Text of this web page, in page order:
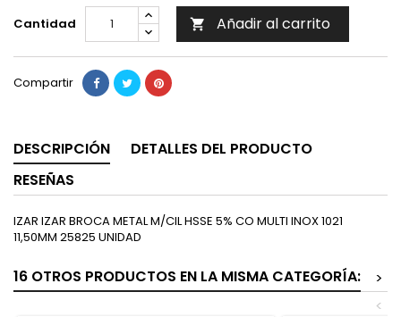
Cantidad  Añadir al carrito
Compartir
DESCRIPCIÓN
DETALLES DEL PRODUCTO
RESEÑAS
IZAR IZAR BROCA METAL M/CIL HSSE 5% CO MULTI INOX 1021
11,50MM 25825 UNIDAD
16 OTROS PRODUCTOS EN LA MISMA CATEGORÍA:
>
<